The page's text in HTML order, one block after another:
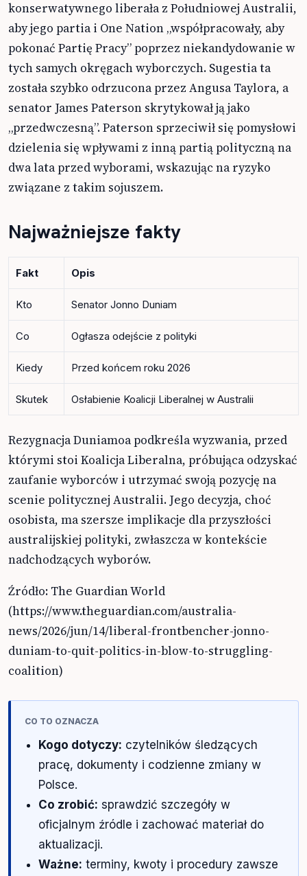
konserwatywnego liberała z Południowej Australii,
aby jego partia i One Nation „współpracowały, aby
pokonać Partię Pracy” poprzez niekandydowanie w
tych samych okręgach wyborczych. Sugestia ta
została szybko odrzucona przez Angusa Taylora, a
senator James Paterson skrytykował ją jako
„przedwczesną”. Paterson sprzeciwił się pomysłowi
dzielenia się wpływami z inną partią polityczną na
dwa lata przed wyborami, wskazując na ryzyko
związane z takim sojuszem.
Najważniejsze fakty
Fakt Opis
Kto Senator Jonno Duniam
Co Ogłasza odejście z polityki
Kiedy Przed końcem roku 2026
Skutek Osłabienie Koalicji Liberalnej w Australii
Rezygnacja Duniamoa podkreśla wyzwania, przed
którymi stoi Koalicja Liberalna, próbująca odzyskać
zaufanie wyborców i utrzymać swoją pozycję na
scenie politycznej Australii. Jego decyzja, choć
osobista, ma szersze implikacje dla przyszłości
australijskiej polityki, zwłaszcza w kontekście
nadchodzących wyborów.
Źródło: The Guardian World
(https://www.theguardian.com/australia-
news/2026/jun/14/liberal-frontbencher-jonno-
duniam-to-quit-politics-in-blow-to-struggling-
coalition)
CO TO OZNACZA
Kogo dotyczy: czytelników śledzących
pracę, dokumenty i codzienne zmiany w
Polsce.
Co zrobić: sprawdzić szczegóły w
oficjalnym źródle i zachować materiał do
aktualizacji.
Ważne: terminy, kwoty i procedury zawsze